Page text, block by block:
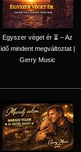
Egyszer véget ér ⏳ – Az
idő mindent megváltoztat |
Gerry Music